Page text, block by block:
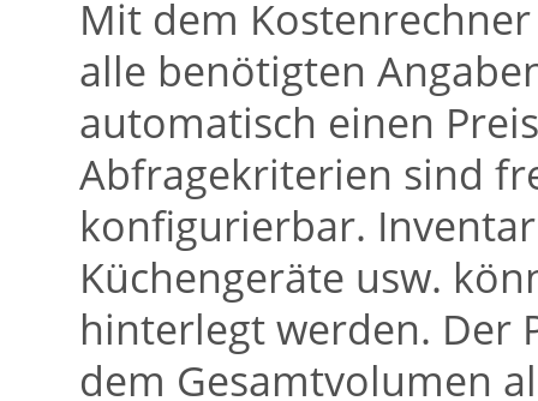
Mit dem
alle benötigten
automatisch einen
Abfragekriterien sind
konfigurierbar.
Küchengeräte usw.
hinterlegt werden. Der
dem Gesamtvolumen